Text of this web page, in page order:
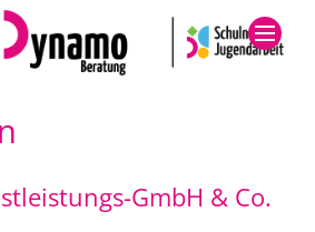
GmbH & Co.